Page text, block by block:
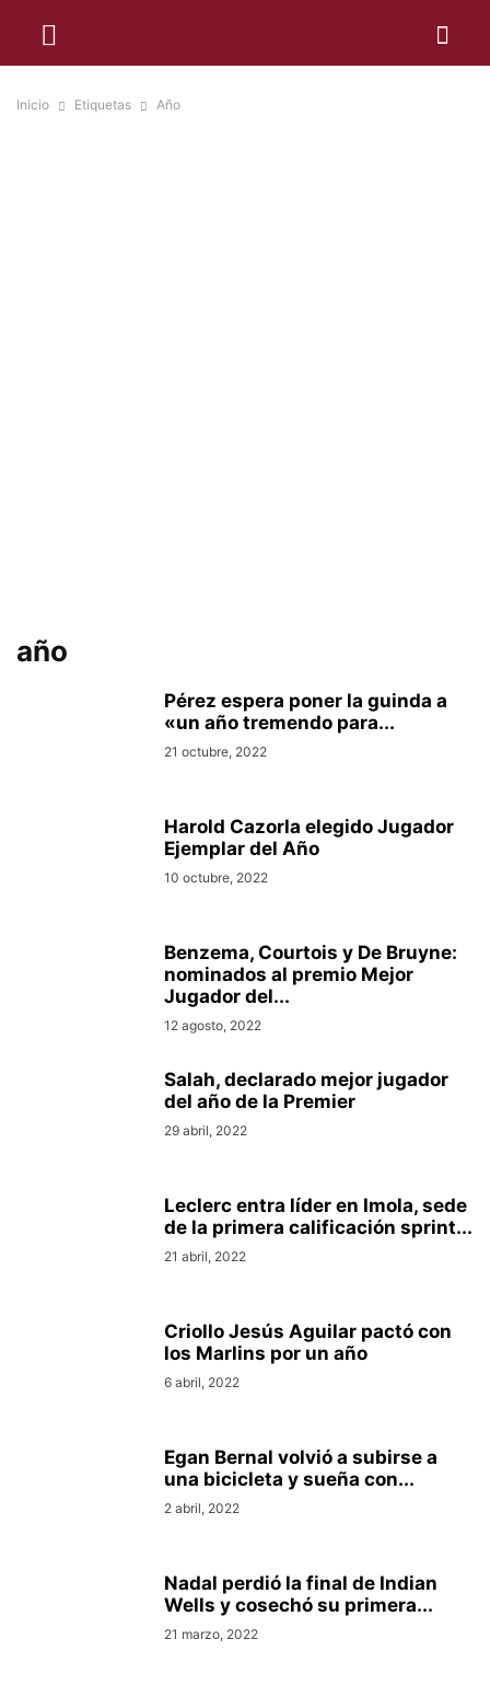
Inicio Etiquetas Año
año
Pérez espera poner la guinda a
«un año tremendo para...
21 octubre, 2022
Harold Cazorla elegido Jugador
Ejemplar del Año
10 octubre, 2022
Benzema, Courtois y De Bruyne:
nominados al premio Mejor
Jugador del...
12 agosto, 2022
Salah, declarado mejor jugador
del año de la Premier
29 abril, 2022
Leclerc entra líder en Imola, sede
de la primera calificación sprint...
21 abril, 2022
Criollo Jesús Aguilar pactó con
los Marlins por un año
6 abril, 2022
Egan Bernal volvió a subirse a
una bicicleta y sueña con...
2 abril, 2022
Nadal perdió la final de Indian
Wells y cosechó su primera...
21 marzo, 2022